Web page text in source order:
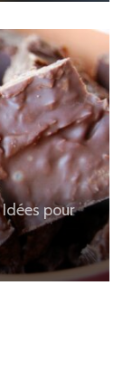
Idées pour